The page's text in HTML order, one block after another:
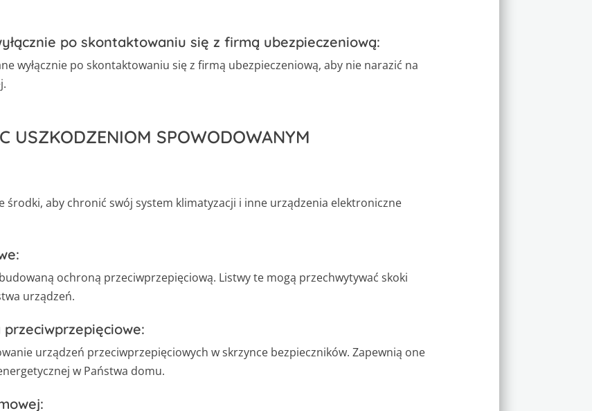
po skontaktowaniu się z firmą ubezpieczeniową:
wyłącznie po skontaktowaniu się z firmą ubezpieczeniową, aby nie narazić na
USZKODZENIOM SPOWODOWANYM
środki, aby chronić swój system klimatyzacji i inne urządzenia elektroniczne
ochroną przeciwprzepięciową. Listwy te mogą przechwytywać skoki
urządzeń.
urządzeń przeciwprzepięciowych w skrzynce bezpieczników. Zapewnią one
w Państwa domu.